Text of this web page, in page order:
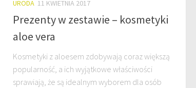
URODA 11 KWIETNIA 2017
Prezenty w zestawie – kosmetyki
aloe vera
Kosmetyki z aloesem zdobywają coraz większą
popularność, a ich wyjątkowe właściwości
sprawiają, że są idealnym wyborem dla osób